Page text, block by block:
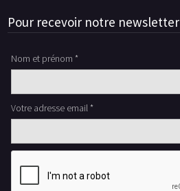
Pour recevoir notre newsletter
Nom et prénom *
Votre adresse email *